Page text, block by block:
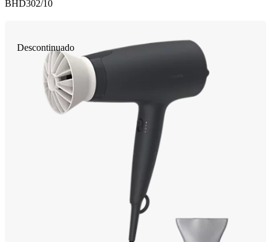
BHD302/10
Descontinuado